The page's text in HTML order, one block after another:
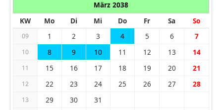
März 2038
KW
Mo Di Mi Do Fr Sa So
09 1 2 3 4 5 6 7
10 8 9 10 11 12 13 14
11 15 16 17 18 19 20 21
12 22 23 24 25 26 27 28
13 29 30 31